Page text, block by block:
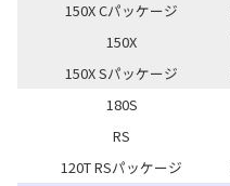
150X Cパッケージ
150X
150X Sパッケージ
180S
RS
120T RSパッケージ